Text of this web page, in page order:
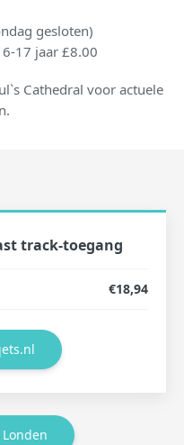
gesloten)
17 jaar £8.00
Cathedral voor actuele
track-toegang
€18,94